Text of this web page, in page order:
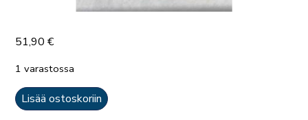
51,90€
1 varastossa
Avaajasetti,
visakoivu
Lisää ostoskoriin